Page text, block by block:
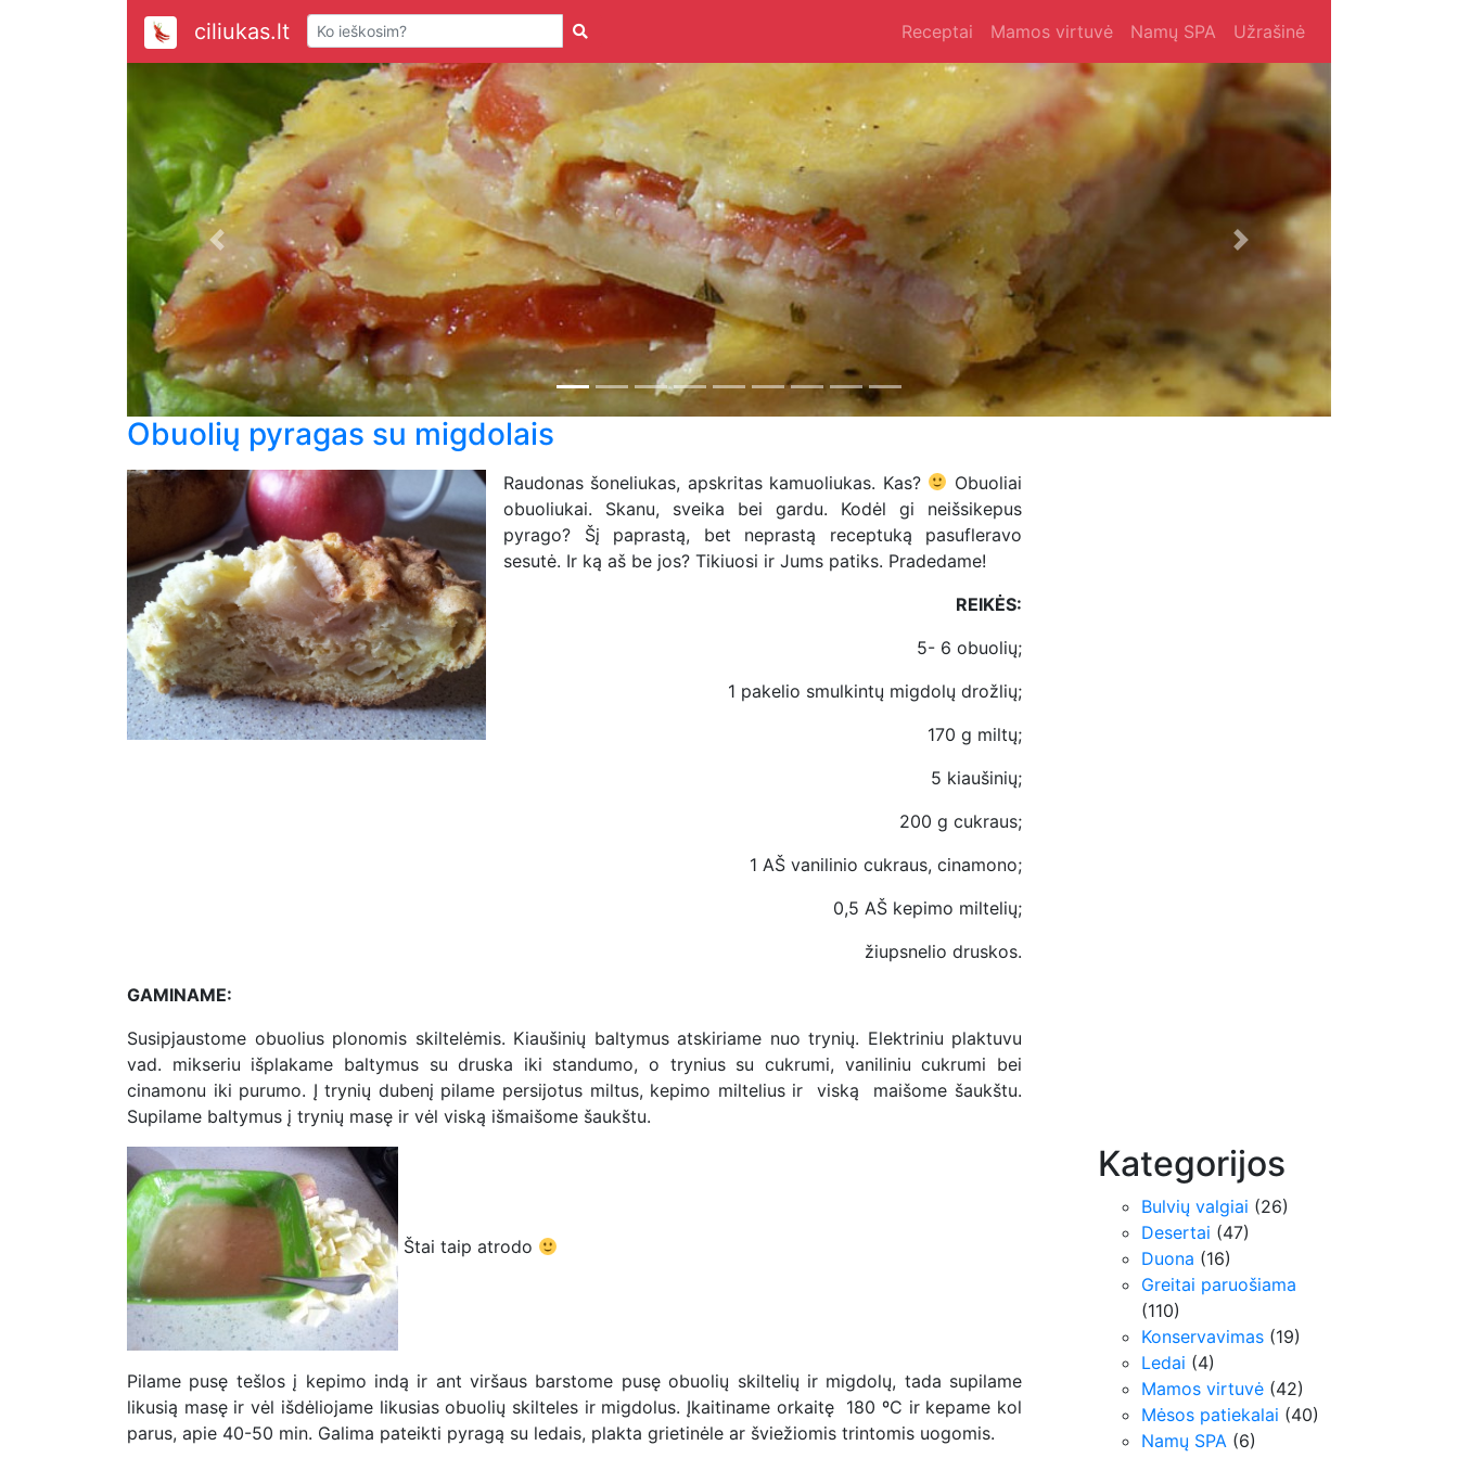
ciliukas.lt Receptai Mamos virtuvė Namų SPA Užrašinė
Previous Next
Obuolių pyragas su migdolais
Raudonas šoneliukas, apskritas kamuoliukas. Kas?
Obuoliai
obuoliukai. Skanu, sveika bei gardu. Kodėl gi neišsikepus
pyrago? Šį paprastą, bet neprastą receptuką pasufleravo
sesutė. Ir ką aš be jos? Tikiuosi ir Jums patiks. Pradedame!
REIKĖS:
5- 6 obuolių;
1 pakelio smulkintų migdolų drožlių;
170 g miltų;
5 kiaušinių;
200 g cukraus;
1 AŠ vanilinio cukraus, cinamono;
0,5 AŠ kepimo miltelių;
žiupsnelio druskos.
GAMINAME:
Susipjaustome obuolius plonomis skiltelėmis. Kiaušinių baltymus atskiriame nuo trynių. Elektriniu plaktuvu
vad. mikseriu išplakame baltymus su druska iki standumo, o trynius su cukrumi, vaniliniu cukrumi bei
cinamonu iki purumo. Į trynių dubenį pilame persijotus miltus, kepimo miltelius ir viską maišome šaukštu.
Supilame baltymus į trynių masę ir vėl viską išmaišome šaukštu.
Štai taip atrodo
Pilame pusę tešlos į kepimo indą ir ant viršaus barstome pusę obuolių skiltelių ir migdolų, tada supilame
likusią masę ir vėl išdėliojame likusias obuolių skilteles ir migdolus. Įkaitiname orkaitę 180 ºC ir kepame kol
parus, apie 40-50 min. Galima pateikti pyragą su ledais, plakta grietinėle ar šviežiomis trintomis uogomis.
Kategorijos
Bulvių valgiai (26)
Desertai (47)
Duona (16)
Greitai paruošiama
(110)
Konservavimas (19)
Ledai (4)
Mamos virtuvė (42)
Mėsos patiekalai (40)
Namų SPA (6)